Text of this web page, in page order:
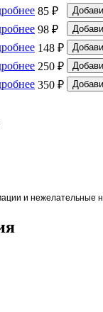
85 ₽
98 ₽
148 ₽
250 ₽
350 ₽
и нежелательные